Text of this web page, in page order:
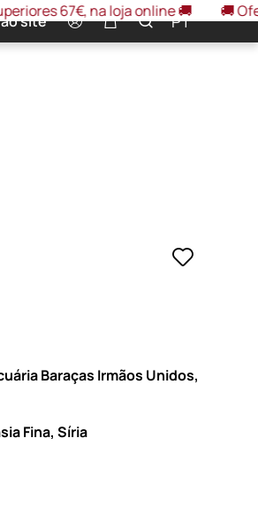
na loja online 🚚 🚚 Oferta
site 0 PT
Baraças Irmãos Unidos,
Fina, Síria